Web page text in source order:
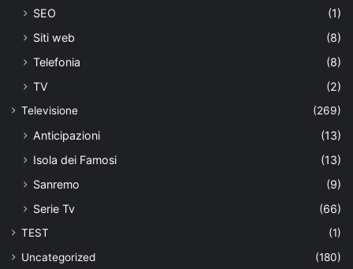
SEO
(1)
Siti web
(8)
Telefonia
(8)
TV
(2)
Televisione (269)
Anticipazioni
(13)
Isola dei Famosi
(13)
Sanremo
(9)
Serie Tv
(66)
TEST
(1)
Uncategorized
(180)